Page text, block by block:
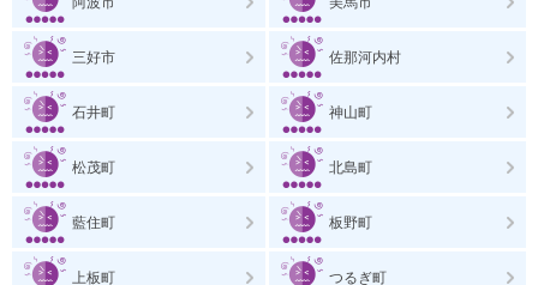
三好市 佐那河内村
石井町 神山町
松茂町 北島町
藍住町 板野町
上板町 つるぎ町